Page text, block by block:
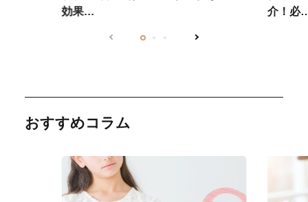
効果…
介！必
おすすめコラム